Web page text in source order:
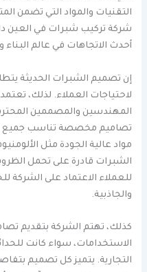
التقنيات والمواد التي تضمن
شركة تركيب شبرات في العين
أحدث الاتجاهات في عالم البناء
إن تصميم الشبرات الحديثة
لاحتياجات العملاء. لذلك،
المهندسين والمصممين
تصاميم مخصصة تناسب جميع
مواد عالية الجودة مثل
الشبرات قادرة على تحمل
للعملاء الاعتماد على الشركة
والجاذبية.
كذلك، تهتم الشركة بتقديم
الاستخدامات، سواء كانت
التجارية. يتميز كل تصميم